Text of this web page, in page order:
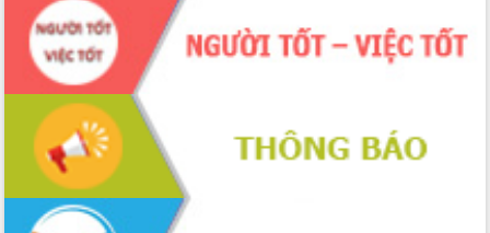
Phát động chiến dịch 30 ngày đêm
giải phóng mặt bằng Tuyến đường bộ
ven biển
Đắk Lắk nỗ lực thúc đẩy tăng trưởng
kinh tế từ 10% trở lên trong Quý
II/2026
Đắk Lắk ký kết thỏa thuận hợp tác về
chuyển đổi số giai đoạn 2026 – 2030
với Tập đoàn Bưu chính Viễn thông
Việt Nam